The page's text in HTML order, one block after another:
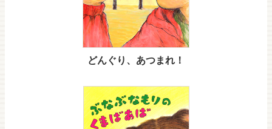
どんぐり、あつまれ！